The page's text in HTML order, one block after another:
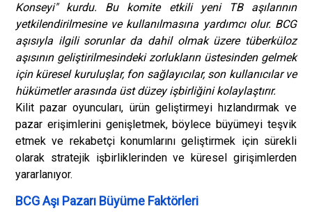
Konseyi" kurdu. Bu komite etkili yeni TB aşılarının
yetkilendirilmesine ve kullanılmasına yardımcı olur. BCG
aşısıyla ilgili sorunlar da dahil olmak üzere tüberküloz
aşısının geliştirilmesindeki zorlukların üstesinden gelmek
için küresel kuruluşlar, fon sağlayıcılar, son kullanıcılar ve
hükümetler arasında üst düzey işbirliğini kolaylaştırır.
Kilit pazar oyuncuları, ürün geliştirmeyi hızlandırmak ve
pazar erişimlerini genişletmek, böylece büyümeyi teşvik
etmek ve rekabetçi konumlarını geliştirmek için sürekli
olarak stratejik işbirliklerinden ve küresel girişimlerden
yararlanıyor.
BCG Aşı Pazarı Büyüme Faktörleri